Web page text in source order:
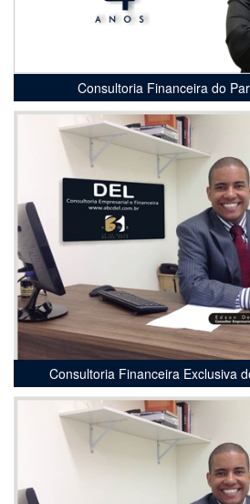
Consultoria Financeira do
Consultoria Financeira Exclusiva